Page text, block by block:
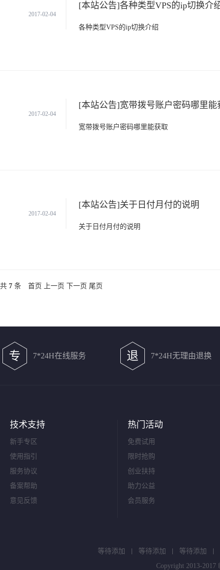
2017-02-04
[本站公告]各种类型VPS的ip切换介
各种类型VPS的ip切换介绍
2017-02-04
[本站公告]宽带拨号账户密码哪里能
宽带拨号账户密码哪里能获取
2017-02-04
[本站公告]关于日付月付的说明
关于日付月付的说明
共 7 条 首页 上一页 下一页 尾页
专 7*24H在线服务 退 7*24H无理由退换
技术支持
新手专区
使用指引
服务协议
备案帮助
意见反馈
热门活动
免费试用
限时抢购
创业扶持
助力公益
会员服务
等待添加 等待添加 等待添加
Copyright 2013-